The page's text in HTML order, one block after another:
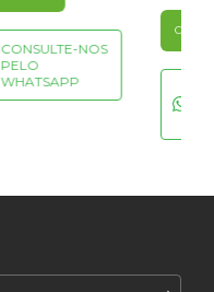
CONSULTE-NOS
PELO
WHATSAPP